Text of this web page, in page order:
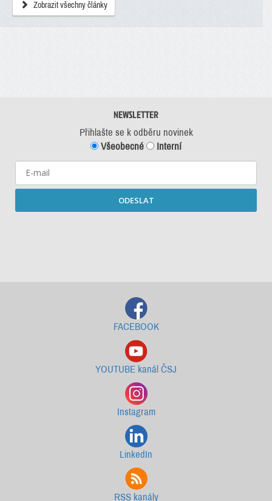
Zobrazit všechny články
NEWSLETTER
Přihlašte se k odběru novinek
Všeobecné
Interní
ODESLAT
FACEBOOK
YOUTUBE kanál ČSJ
Instagram
LinkedIn
RSS kanály